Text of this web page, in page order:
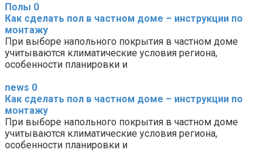
Полы 0
Как сделать пол в частном доме – инструкции по
монтажу
При выборе напольного покрытия в частном доме
учитываются климатические условия региона,
особенности планировки и
news 0
Как сделать пол в частном доме – инструкции по
монтажу
При выборе напольного покрытия в частном доме
учитываются климатические условия региона,
особенности планировки и